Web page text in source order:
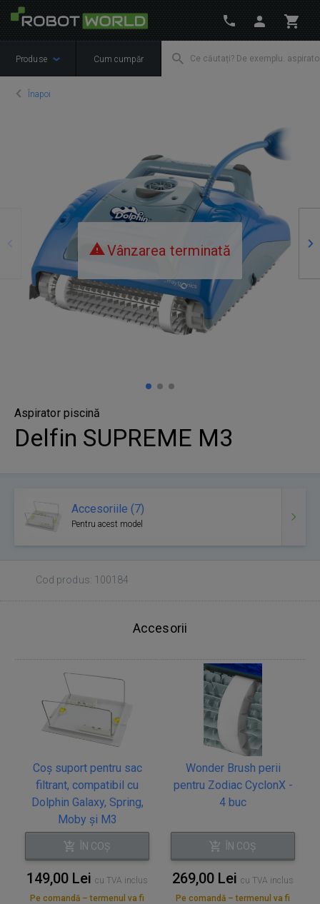
Produse Cum cumpăr
Înapoi
Precedente
Vânzarea terminată
Aspirator piscină
Delfin SUPREME M3
Accesoriile (7)
Pentru acest model
Cod produs: 100184
Accesorii
Coș suport pentru sac
filtrant, compatibil cu
Dolphin Galaxy, Spring,
Moby și M3
ÎN COȘ
149,00 Lei cu TVA inclus
Pe comandă – termenul va fi
Wonder Brush perii
pentru Zodiac CyclonX -
4 buc
ÎN COȘ
269,00 Lei cu TVA inclus
Pe comandă – termenul va fi